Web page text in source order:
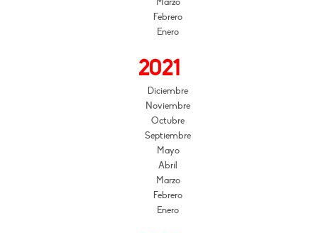
Marzo
Febrero
Enero
2021
Diciembre
Noviembre
Octubre
Septiembre
Mayo
Abril
Marzo
Febrero
Enero